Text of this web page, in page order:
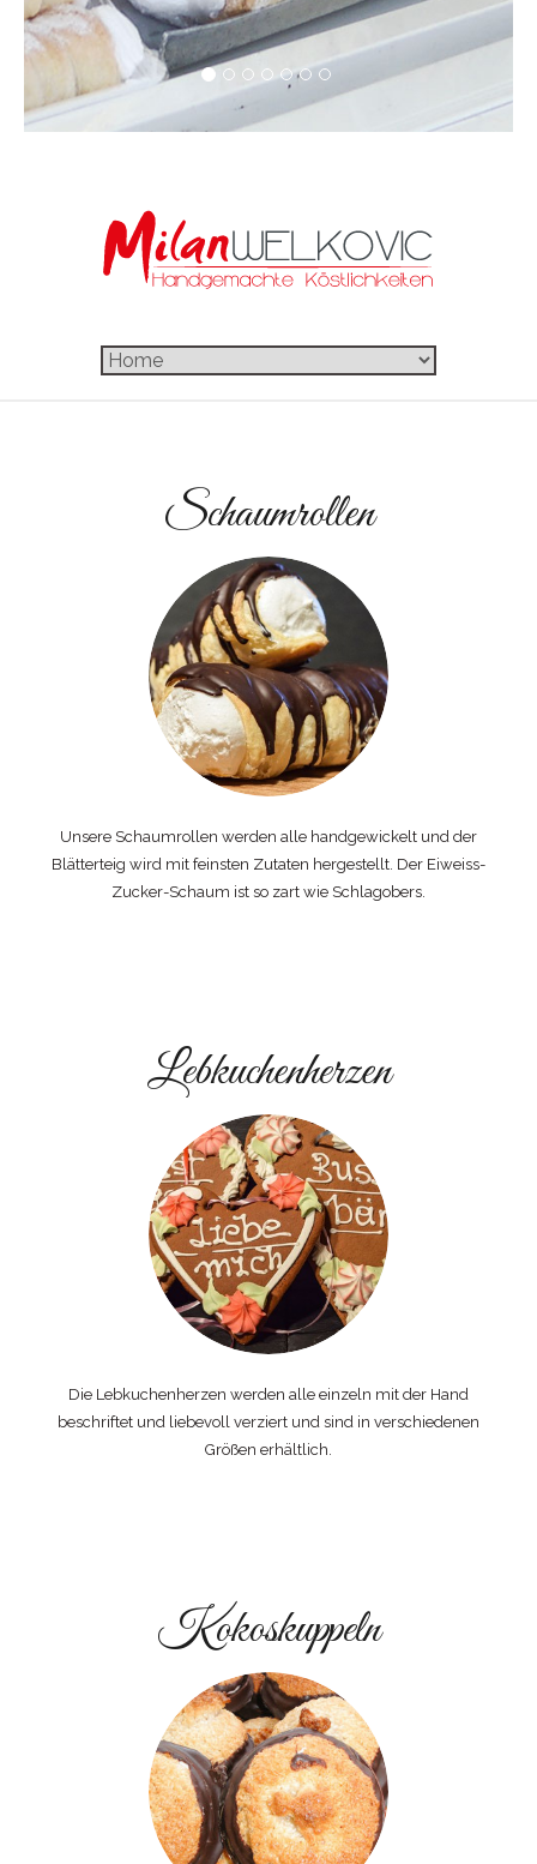
Schaumrollen
Unsere Schaumrollen werden alle handgewickelt und der
Blätterteig wird mit feinsten Zutaten hergestellt. Der Eiweiss-
Zucker-Schaum ist so zart wie Schlagobers.
Lebkuchenherzen
Die Lebkuchenherzen werden alle einzeln mit der Hand
beschriftet und liebevoll verziert und sind in verschiedenen
Größen erhältlich.
Kokoskuppeln